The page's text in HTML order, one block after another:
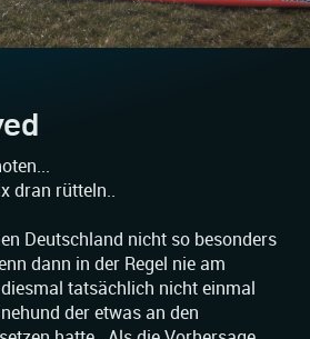
dran rütteln..
Deutschland nicht so besonders
dann in der Regel nie am
tatsächlich nicht einmal
der etwas an den